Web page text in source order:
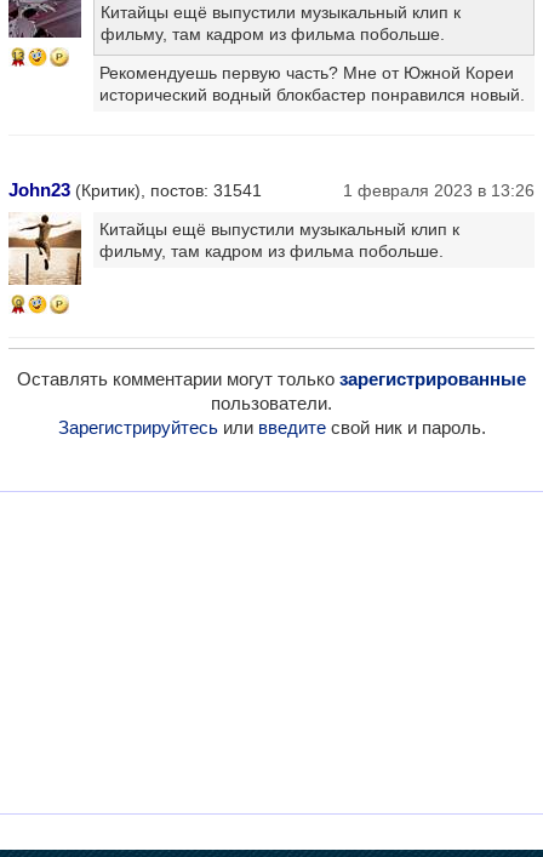
13
Китайцы ещё выпустили музыкальный клип к
фильму, там кадром из фильма побольше.
Рекомендуешь первую часть? Мне от Южной Кореи
исторический водный блокбастер понравился новый.
John23 (Критик), постов: 31541 1 февраля 2023 в 13:26
9
Китайцы ещё выпустили музыкальный клип к
фильму, там кадром из фильма побольше.
Оставлять комментарии могут только зарегистрированные
пользователи.
Зарегистрируйтесьили введитесвой ник и пароль.